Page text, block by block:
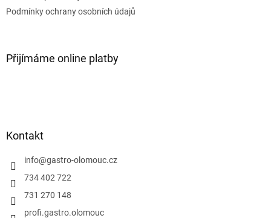
Podmínky ochrany osobních údajů
Přijímáme online platby
Kontakt
info@gastro-olomouc.cz
734 402 722
731 270 148
profi.gastro.olomouc